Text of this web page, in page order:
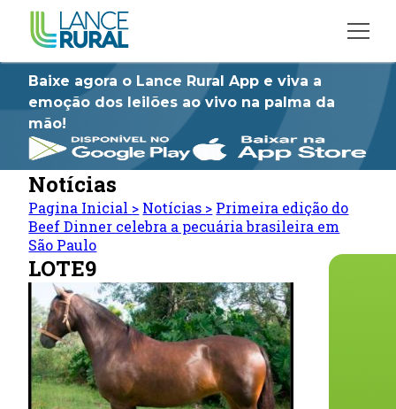
Baixe agora o Lance Rural App e viva a
emoção dos leilões ao vivo na palma da
mão!
Notícias
Pagina Inicial > Notícias > Primeira edição do
Beef Dinner celebra a pecuária brasileira em
São Paulo
LOTE9